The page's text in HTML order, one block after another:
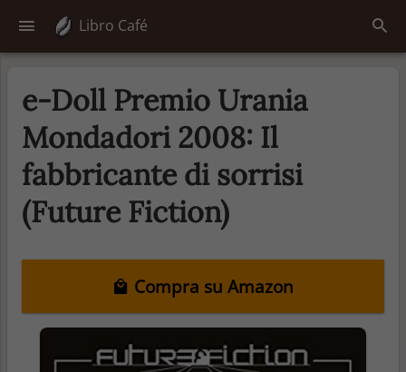
Libro Café
e-Doll Premio Urania
Mondadori 2008: Il
fabbricante di sorrisi
(Future Fiction)
Compra su Amazon